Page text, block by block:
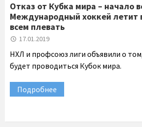
Отказ от Кубка мира – начало
Международный хоккей летит
всем плевать
17.01.2019
НХЛ и профсоюз лиги объявили о
будет проводиться Кубок мира.
Подробнее